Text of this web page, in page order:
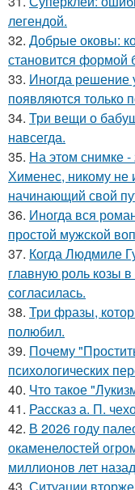
легендой.
32. Добрые оковы:
становится формой
33. Иногда решение
появляются только
34. Три вещи о
навсегда.
35. На этом снимке
Хименес, никому не
начинающий свой
36. Иногда вся
простой мужской
37. Когда Людмиле
главную роль козы
согласилась.
38. Три фразы,
полюбил.
39. Почему
психологических
40. Что такое
41. Рассказ а. П.
42. В 2026 году
окаменелостей
миллионов лет